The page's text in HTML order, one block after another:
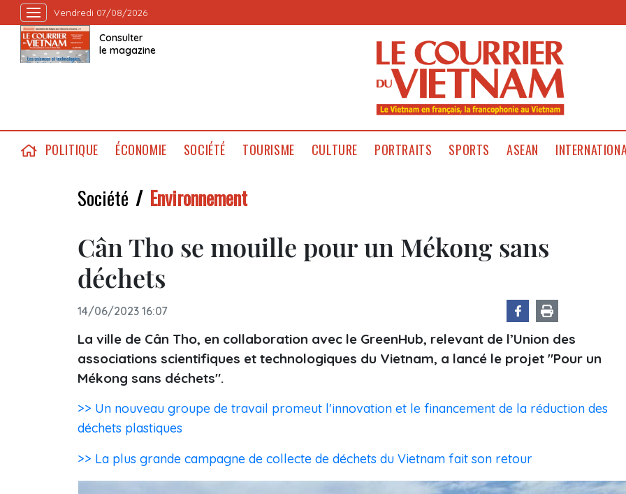
Vendredi 07/08/2026
Consulter
le magazine
POLITIQUE ÉCONOMIE SOCIÉTÉ TOURISME CULTURE PORTRAITS SPORTS ASEAN
Société Environnement
Cân Tho se mouille pour un Mékong sans
déchets
14/06/2023 16:07
La ville de Cân Tho, en collaboration avec le GreenHub, relevant de l’Union des
associations scientifiques et technologiques du Vietnam, a lancé le projet "Pour un
Mékong sans déchets".
>> Un nouveau groupe de travail promeut l'innovation et le financement de la réduction des
déchets plastiques
>> La plus grande campagne de collecte de déchets du Vietnam fait son retour